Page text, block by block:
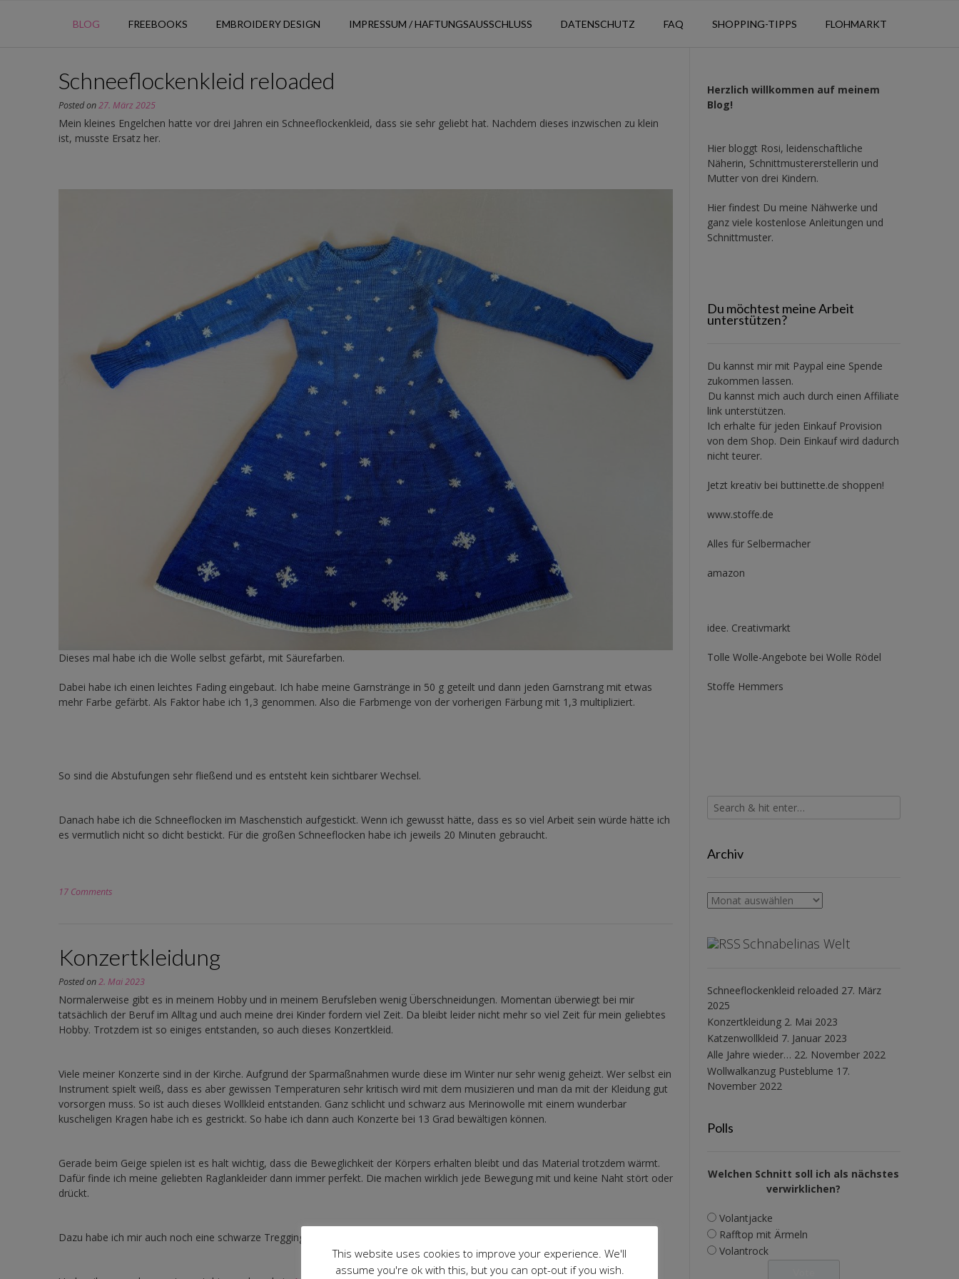
BLOG FREEBOOKS EMBROIDERY DESIGN IMPRESSUM / HAFTUNGSAUSSCHLUSS DATENSCHUTZ FAQ SHOPPING-TIPPS FLOHMARKT
Schneeflockenkleid reloaded
Posted on27. März 2025
Mein kleines Engelchen hatte vor drei Jahren ein Schneeflockenkleid, dass sie sehr geliebt hat. Nachdem dieses inzwischen zu klein
ist, musste Ersatz her.
Dieses mal habe ich die Wolle selbst gefärbt, mit Säurefarben.
Dabei habe ich einen leichtes Fading eingebaut. Ich habe meine Garnstränge in 50 g geteilt und dann jeden Garnstrang mit etwas
mehr Farbe gefärbt. Als Faktor habe ich 1,3 genommen. Also die Farbmenge von der vorherigen Färbung mit 1,3 multipliziert.
So sind die Abstufungen sehr fließend und es entsteht kein sichtbarer Wechsel.
Danach habe ich die Schneeflocken im Maschenstich aufgestickt. Wenn ich gewusst hätte, dass es so viel Arbeit sein würde hätte ich
es vermutlich nicht so dicht bestickt. Für die großen Schneeflocken habe ich jeweils 20 Minuten gebraucht.
17 Comments
Konzertkleidung
Posted on2. Mai 2023
Normalerweise gibt es in meinem Hobby und in meinem Berufsleben wenig Überschneidungen. Momentan überwiegt bei mir
tatsächlich der Beruf im Alltag und auch meine drei Kinder fordern viel Zeit. Da bleibt leider nicht mehr so viel Zeit für mein geliebtes
Hobby. Trotzdem ist so einiges entstanden, so auch dieses Konzertkleid.
Viele meiner Konzerte sind in der Kirche. Aufgrund der Sparmaßnahmen wurde diese im Winter nur sehr wenig geheizt. Wer selbst ein
Instrument spielt weiß, dass es aber gewissen Temperaturen sehr kritisch wird mit dem musizieren und man da mit der Kleidung gut
vorsorgen muss. So ist auch dieses Wollkleid entstanden. Ganz schlicht und schwarz aus Merinowolle mit einem wunderbar
kuscheligen Kragen habe ich es gestrickt. So habe ich dann auch Konzerte bei 13 Grad bewältigen können.
Gerade beim Geige spielen ist es halt wichtig, dass die Beweglichkeit der Körpers erhalten bleibt und das Material trotzdem wärmt.
Dafür finde ich meine geliebten Raglankleider dann immer perfekt. Die machen wirklich jede Bewegung mit und keine Naht stört oder
drückt.
Dazu habe ich mir auch noch eine schwarze Treggings genäht.
Herzlich willkommen auf meinem
Blog!
Hier bloggt Rosi, leidenschaftliche
Näherin, Schnittmustererstellerin und
Mutter von drei Kindern.
Hier findest Du meine Nähwerke und
ganz viele kostenlose Anleitungen und
Schnittmuster.
Du möchtest meine Arbeit
unterstützen?
Du kannst mir mit Paypal eine Spende
zukommen lassen.
Du kannst mich auch durch einen Affiliate
link unterstützen.
Ich erhalte für jeden Einkauf Provision
von dem Shop. Dein Einkauf wird dadurch
nicht teurer.
Jetzt kreativ bei buttinette.de shoppen!
www.stoffe.de
Alles für Selbermacher
amazon
idee. Creativmarkt
Tolle Wolle-Angebote bei Wolle Rödel
Stoffe Hemmers
Archiv
Archiv
Schnabelinas Welt
Schneeflockenkleid reloaded 27. März
2025
Konzertkleidung 2. Mai 2023
Katzenwollkleid 7. Januar 2023
Alle Jahre wieder… 22. November 2022
Wollwalkanzug Pusteblume 17.
November 2022
Polls
Welchen Schnitt soll ich als nächstes
verwirklichen?
Volantjacke
Rafftop mit Ärmeln
Volantrock
This website uses cookies to improve your experience. We'll
assume you're ok with this, but you can opt-out if you wish.